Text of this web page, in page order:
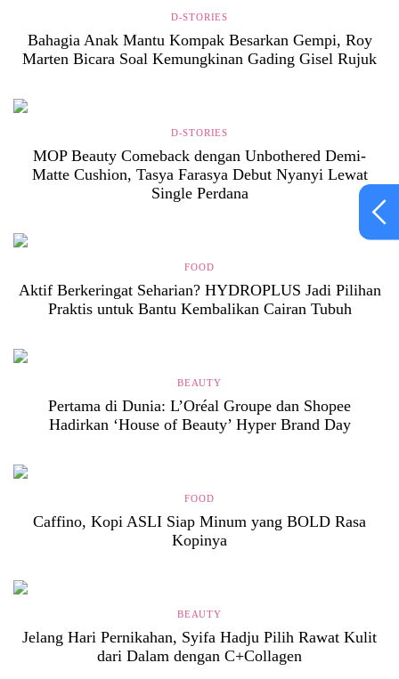
D-STORIES
Bahagia Anak Mantu Kompak Besarkan Gempi, Roy
Marten Bicara Soal Kemungkinan Gading Gisel Rujuk
D-STORIES
MOP Beauty Comeback dengan Unbothered Demi-
Matte Cushion, Tasya Farasya Debut Nyanyi Lewat
Single Perdana
FOOD
Aktif Berkeringat Seharian? HYDROPLUS Jadi Pilihan
Praktis untuk Bantu Kembalikan Cairan Tubuh
BEAUTY
Pertama di Dunia: L’Oréal Groupe dan Shopee
Hadirkan ‘House of Beauty’ Hyper Brand Day
FOOD
Caffino, Kopi ASLI Siap Minum yang BOLD Rasa
Kopinya
BEAUTY
Jelang Hari Pernikahan, Syifa Hadju Pilih Rawat Kulit
dari Dalam dengan C+Collagen